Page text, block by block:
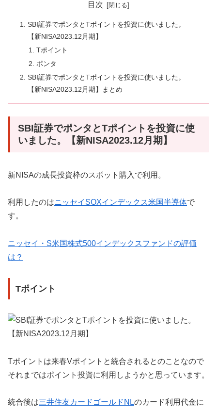
目次
SBI証券でポンタとTポイントを投資に使いました。
【新NISA2023.12月期】
Tポイント
ポンタ
SBI証券でポンタとTポイントを投資に使いました。
【新NISA2023.12月期】まとめ
SBI証券でポンタとTポイントを投資に使
いました。【新NISA2023.12月期】
新NISAの成長投資枠のスポット購入で利用。
利用したのはニッセイSOXインデックス米国半導体で
す。
ニッセイ・S米国株式500インデックスファンドの評価
は？
Tポイント
Tポイントは来春Vポイントと統合されるとのことなので
それまではポイント投資に利用しようかと思っています。
統合後は三井住友カードゴールドNLのカード利用代金に